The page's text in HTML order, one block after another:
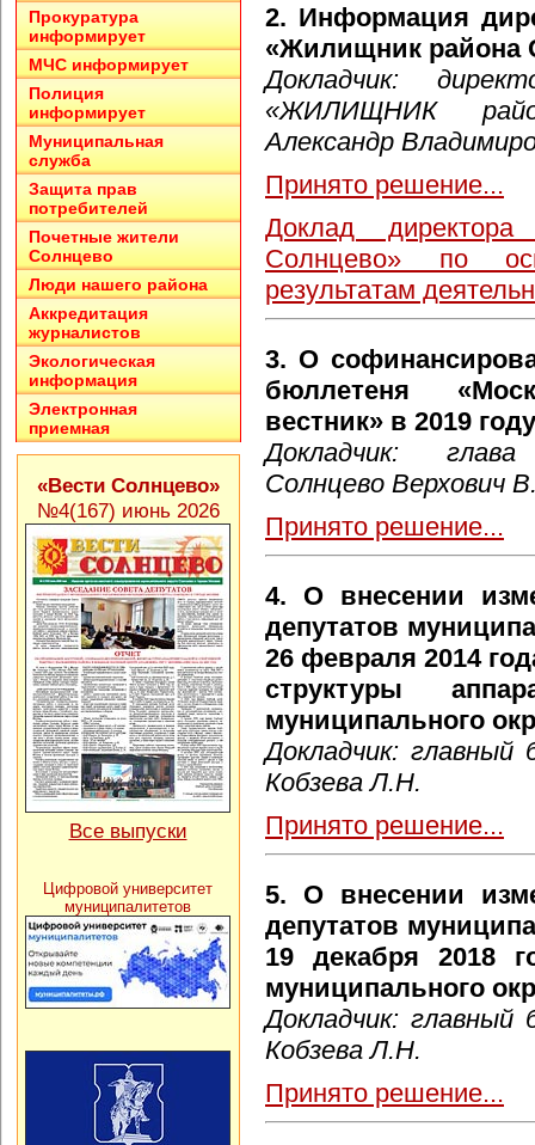
2. Информация
«Жилищник района
Докладчик:
«ЖИЛИЩНИК
Александр
Принято решение...
Доклад
Солнцево» по
результатам
3. О
бюллетеня
вестник» в 2019
Докладчик:
Солнцево Верхович
Принято решение...
4. О внесении
депутатов
26 февраля 2014
структуры
муниципального
Докладчик:
Кобзева Л.Н.
Принято решение...
5. О внесении
депутатов
19 декабря
муниципального
Докладчик:
Кобзева Л.Н.
Принято решение...
Прокуратура
информирует
МЧС информирует
Полиция
информирует
Муниципальная
служба
Защита прав
потребителей
Почетные жители
Солнцево
Люди нашего района
Аккредитация
журналистов
Экологическая
информация
Электронная
приемная
«Вести Солнцево»
№4(167) июнь 2026
Все выпуски
Цифровой университет
муниципалитетов